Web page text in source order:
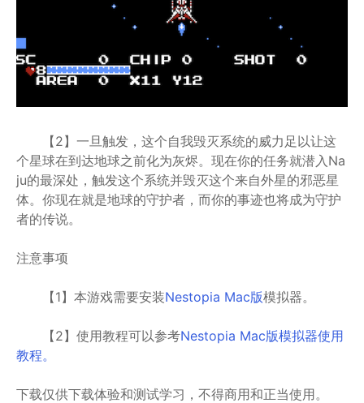
【2】一旦触发，这个自我毁灭系统的威力足以让这
个星球在到达地球之前化为灰烬。现在你的任务就潜入Na
ju的最深处，触发这个系统并毁灭这个来自外星的邪恶星
体。你现在就是地球的守护者，而你的事迹也将成为守护
者的传说。
注意事项
【1】本游戏需要安装Nestopia Mac版模拟器。
【2】使用教程可以参考Nestopia Mac版模拟器使用
教程。
下载仅供下载体验和测试学习，不得商用和正当使用。